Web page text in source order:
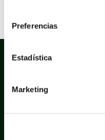
Preferencias
Estadística
Marketing